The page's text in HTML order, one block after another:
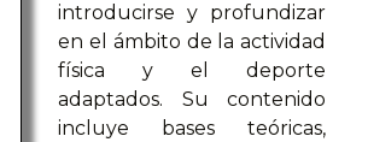
introducirse y profundizar
en el ámbito de la actividad
física y el deporte
adaptados. Su contenido
incluye bases teóricas,